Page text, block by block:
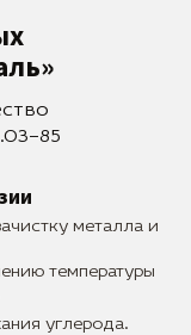
металла и
температуры
углерода.